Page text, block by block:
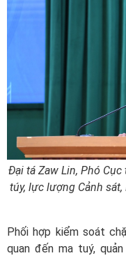
Đại tá Zaw Lin, Phó
túy, lực lượng Cảnh
Phối hợp kiểm soát
quan đến ma tuý,